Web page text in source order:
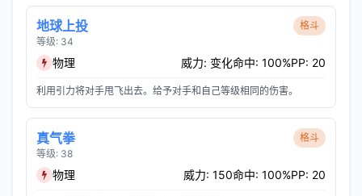
地球上投
等级: 34
格斗
物理 威力: 变化命中: 100%PP: 20
利用引力将对手甩飞出去。给予对手和自己等级相同的伤害。
真气拳
等级: 38
格斗
物理 威力: 150命中: 100%PP: 20